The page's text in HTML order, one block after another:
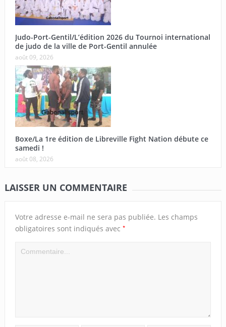
Judo-Port-Gentil/L’édition 2026 du Tournoi international
de judo de la ville de Port-Gentil annulée
août 09, 2026
Boxe/La 1re édition de Libreville Fight Nation débute ce
samedi !
août 08, 2026
LAISSER UN COMMENTAIRE
Votre adresse e-mail ne sera pas publiée. Les champs
obligatoires sont indiqués avec *